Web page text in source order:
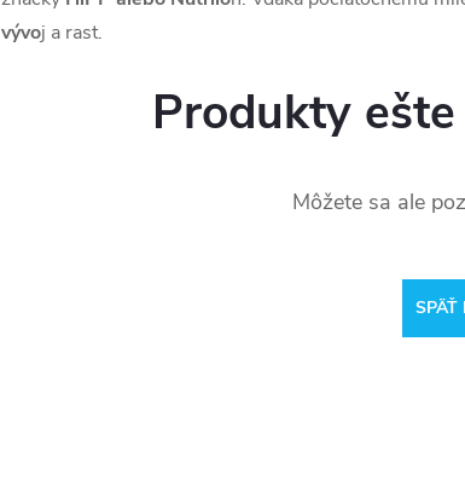
vývoj a rast.
Produkty
Môžete sa ale
SPÄŤ